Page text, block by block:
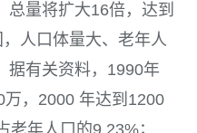
总量将扩大16倍，达到
人口体量大、老年人
有关资料， 1990年
万， 2000 年达到 1200
老年人口的9.23%；